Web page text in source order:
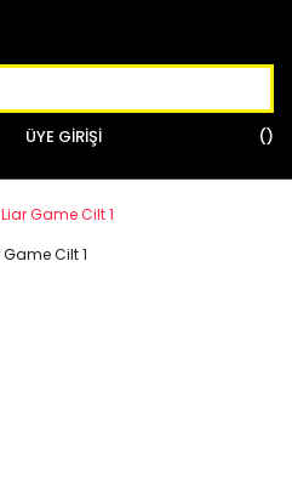
ÜYE GİRİŞİ
Liar Game Cilt 1